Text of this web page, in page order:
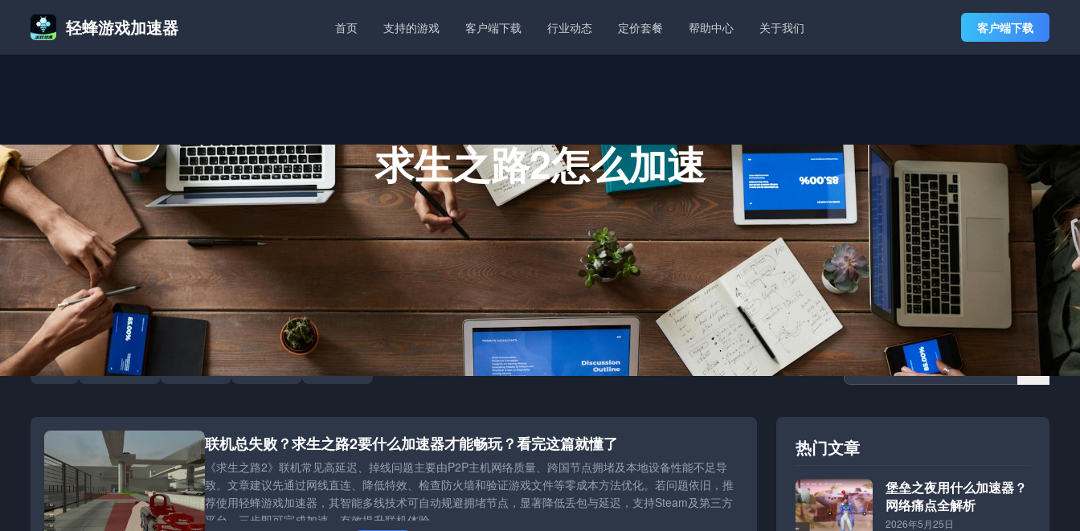
轻蜂游戏加速器 首页 支持的游戏 客户端下载 行业动态 定价套餐 帮助中心 关于我们 客户端下载
求生之路2怎么加速
首页 / 求生之路2怎么加速
全部 加速器攻略 团队博客 游戏资讯 行业动态
联机总失败？求生之路2要什么加速器才能畅玩？看完这篇就懂了
《求生之路2》联机常见高延迟、掉线问题主要由P2P主机网络质量、跨国节点拥堵及本地设备性能不足导
致。文章建议先通过网线直连、降低特效、检查防火墙和验证游戏文件等零成本方法优化。若问题依旧，推
荐使用轻蜂游戏加速器，其智能多线技术可自动规避拥堵节点，显著降低丢包与延迟，支持Steam及第三方
平台，三步即可完成加速，有效提升联机体验。
热门文章
堡垒之夜用什么加速器？
网络痛点全解析
2026年5月25日